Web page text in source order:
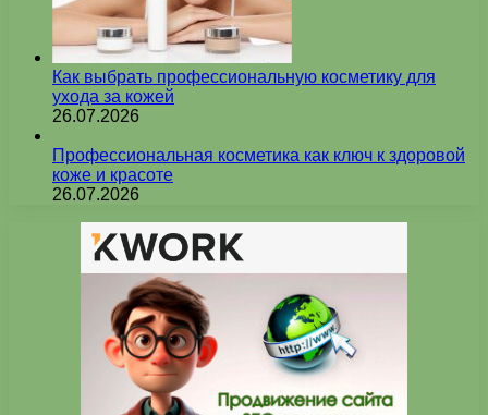
Как выбрать профессиональную косметику для
ухода за кожей
26.07.2026
Профессиональная косметика как ключ к здоровой
коже и красоте
26.07.2026